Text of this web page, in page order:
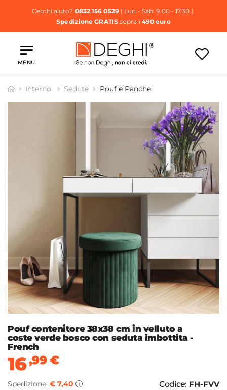
Cerchi aiuto? 0832 156 0529| Lun - Sab: 9.00 - 17.30 |
Spedizione GRATISsopra i 490 euro
MENU
Interno Sedute Pouf e Panche
Pouf contenitore 38x38 cm in velluto a
coste verde bosco con seduta imbottita -
French
16,99€
Spedizione: € 7,40 Codice: FH-FVV